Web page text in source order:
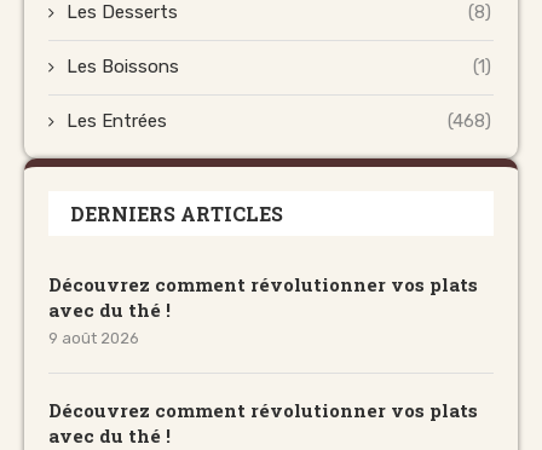
Les Desserts (8)
Les Boissons (1)
Les Entrées (468)
DERNIERS ARTICLES
Découvrez comment révolutionner vos plats
avec du thé !
9 août 2026
Découvrez comment révolutionner vos plats
avec du thé !